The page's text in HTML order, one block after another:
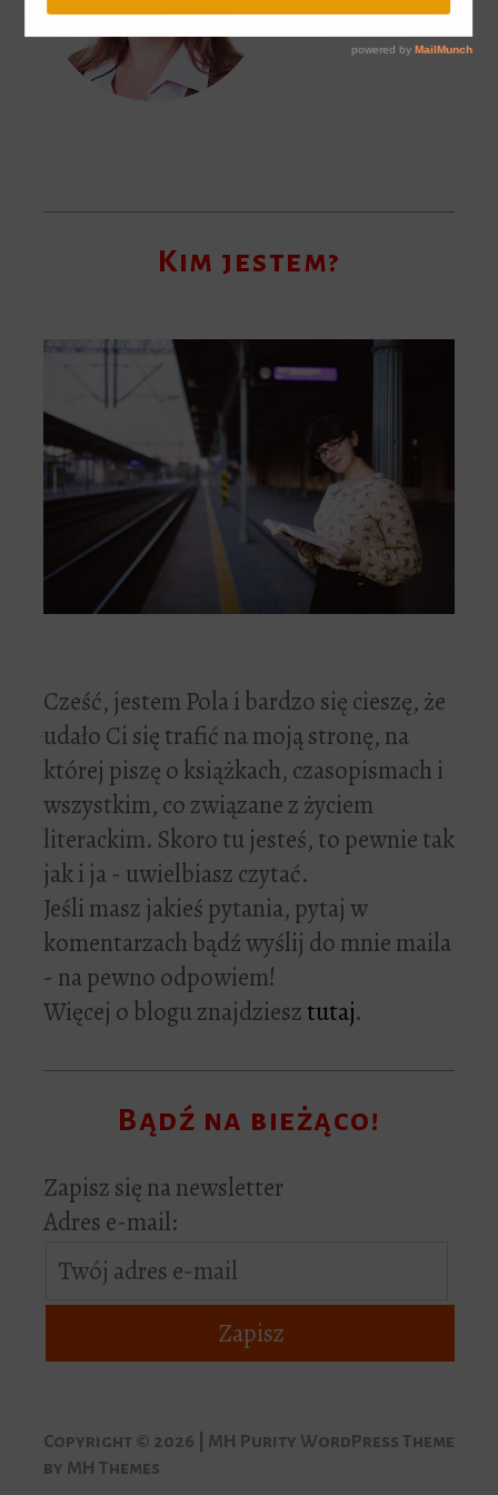
Kim jestem?
Cześć, jestem Pola i bardzo się cieszę, że
udało Ci się trafić na moją stronę, na
której piszę o książkach, czasopismach i
wszystkim, co związane z życiem
literackim. Skoro tu jesteś, to pewnie tak
jak i ja - uwielbiasz czytać.
Jeśli masz jakieś pytania, pytaj w
komentarzach bądź wyślij do mnie maila
- na pewno odpowiem!
Więcej o blogu znajdziesztutaj.
Bądź na bieżąco!
Zapisz się na newsletter
Adres e-mail:
Copyright © 2026 | MH Purity WordPress Theme
by MH Themes